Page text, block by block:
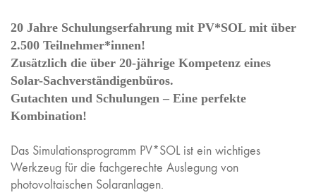
20 Jahre Schulungserfahrung mit PV*SOL mit über
2.500 Teilnehmer*innen!
Zusätzlich die über 20-jährige Kompetenz eines
Solar-Sachverständigenbüros.
Gutachten und Schulungen – Eine perfekte
Kombination!
Das Simulationsprogramm PV*SOL ist ein wichtiges
Werkzeug für die fachgerechte Auslegung von
photovoltaischen Solaranlagen.